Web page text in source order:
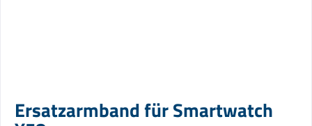
Ersatzarmband für Smartwatch